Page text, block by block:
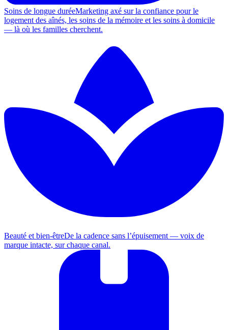
Soins de longue duréeMarketing axé sur la confiance pour le
logement des aînés, les soins de la mémoire et les soins à domicile
— là où les familles cherchent.
Beauté et bien-êtreDe la cadence sans l’épuisement — voix de
marque intacte, sur chaque canal.